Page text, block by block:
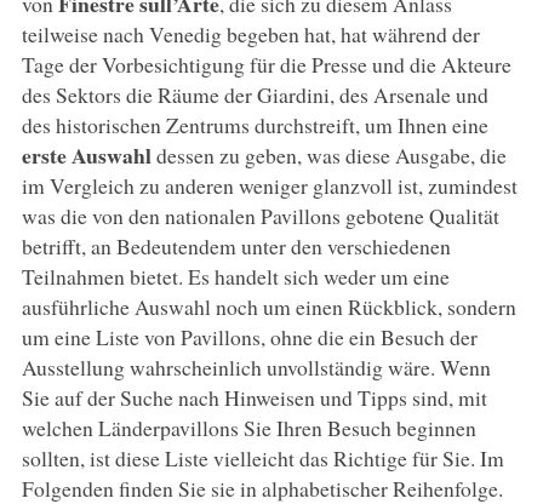
teilweise nach Venedig begeben hat, hat während der
Tage der Vorbesichtigung für die Presse und die Akteure
des Sektors die Räume der Giardini, des Arsenale und
des historischen Zentrums durchstreift, um Ihnen eine
erste Auswahldessen zu geben, was diese Ausgabe, die
im Vergleich zu anderen weniger glanzvoll ist, zumindest
was die von den nationalen Pavillons gebotene Qualität
betrifft, an Bedeutendem unter den verschiedenen
Teilnahmen bietet. Es handelt sich weder um eine
ausführliche Auswahl noch um einen Rückblick, sondern
um eine Liste von Pavillons, ohne die ein Besuch der
Ausstellung wahrscheinlich unvollständig wäre. Wenn
Sie auf der Suche nach Hinweisen und Tipps sind, mit
welchen Länderpavillons Sie Ihren Besuch beginnen
sollten, ist diese Liste vielleicht das Richtige für Sie. Im
Folgenden finden Sie sie in alphabetischer Reihenfolge.